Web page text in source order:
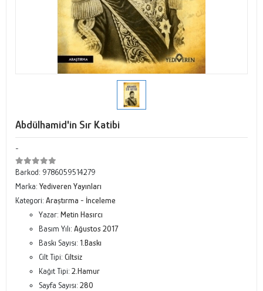
Abdülhamid'in Sır Katibi
-
Barkod: 9786059514279
Marka: Yediveren Yayınları
Kategori: Araştırma - İnceleme
Yazar: Metin Hasırcı
Basım Yılı: Ağustos 2017
Baskı Sayısı: 1.Baskı
Cilt Tipi: Ciltsiz
Kağıt Tipi: 2.Hamur
Sayfa Sayısı: 280